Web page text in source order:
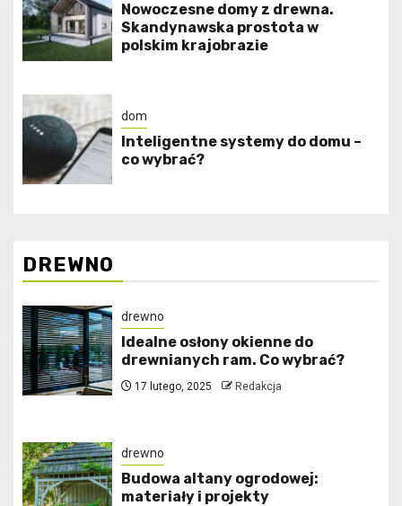
Nowoczesne domy z drewna.
Skandynawska prostota w
polskim krajobrazie
dom
Inteligentne systemy do domu –
co wybrać?
DREWNO
drewno
Idealne osłony okienne do
drewnianych ram. Co wybrać?
17 lutego, 2025 Redakcja
drewno
Budowa altany ogrodowej:
materiały i projekty